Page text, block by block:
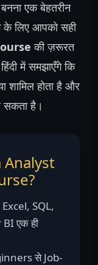
एक बेहतरीन
लिए आपको सही
की ज़रूरत
में समझाएँगे कि
शामिल होता है और
है।
Analyst
SQL,
एक ही
से Job-